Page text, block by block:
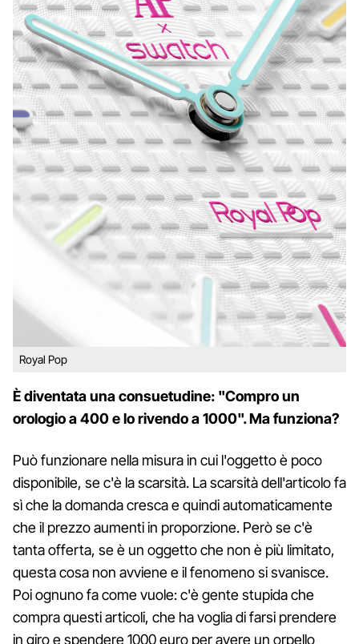
Royal Pop
È diventata una consuetudine: "Compro un
orologio a 400 e lo rivendo a 1000". Ma funziona?
Può funzionare nella misura in cui l'oggetto è poco
disponibile, se c'è la scarsità. La scarsità dell'articolo fa
sì che la domanda cresca e quindi automaticamente
che il prezzo aumenti in proporzione. Però se c'è
tanta offerta, se è un oggetto che non è più limitato,
questa cosa non avviene e il fenomeno si svanisce.
Poi ognuno fa come vuole: c'è gente stupida che
compra questi articoli, che ha voglia di farsi prendere
in giro e spendere 1000 euro per avere un orpello